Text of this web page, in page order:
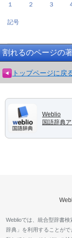
１ ２ ３
記号
割れるのページの
トップページに戻
Weblio
国語辞典ア
Weblioでは、統合型辞書
辞典」を利用することが